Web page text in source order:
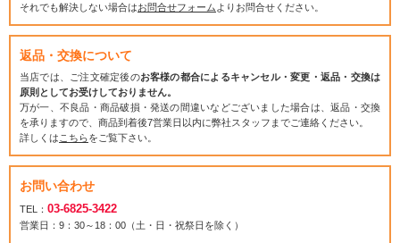
それでも解決しない場合はお問合せフォーム よりお問合せください。
返品・交換について
当店では、ご注文確定後のお客様の都合によるキャンセル・変更・返品・交換は
原則としてお受けしておりません。
万が一、不良品・商品破損・発送の間違いなどございました場合は、返品・交換
を承りますので、商品到着後7営業日以内に弊社スタッフまでご連絡ください。
詳しくは こちらをご覧下さい。
お問い合わせ
TEL： 03-6825-3422
営業日：9：30～18：00（土・日・祝祭日を除く）